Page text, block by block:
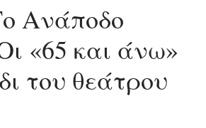
Ανάποδο
«65 και άνω»
του θεάτρου